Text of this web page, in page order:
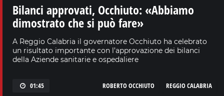
Bilanci approvati, Occhiuto: «Abbiamo
dimostrato che si può fare»
A Reggio Calabria il governatore Occhiuto ha celebrato
un risultato importante con l’approvazione dei bilanci
della Aziende sanitarie e ospedaliere
01:45 REGGIO CALABRIA
ROBERTO OCCHIUTO